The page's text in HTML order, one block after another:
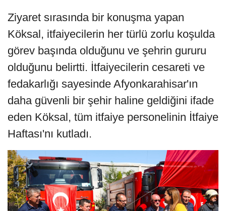
Ziyaret sırasında bir konuşma yapan
Köksal, itfaiyecilerin her türlü zorlu koşulda
görev başında olduğunu ve şehrin gururu
olduğunu belirtti. İtfaiyecilerin cesareti ve
fedakarlığı sayesinde Afyonkarahisar'ın
daha güvenli bir şehir haline geldiğini ifade
eden Köksal, tüm itfaiye personelinin İtfaiye
Haftası'nı kutladı.